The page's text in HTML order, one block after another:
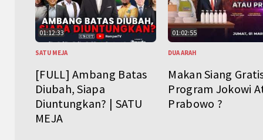
01:12:33
SATU MEJA
[FULL] Ambang Batas
Diubah, Siapa
Diuntungkan? | SATU
MEJA
01:02:55
DUA ARAH
Makan Siang
Program Jokowi
Prabowo ?